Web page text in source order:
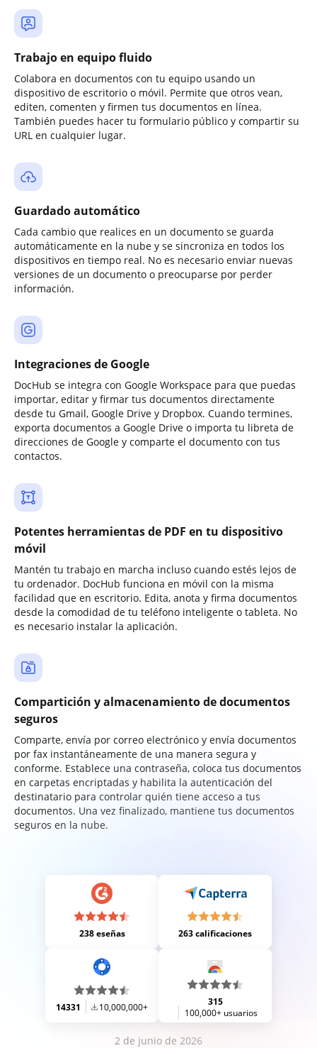
Trabajo en equipo fluido
Colabora en documentos con tu equipo usando un
dispositivo de escritorio o móvil. Permite que otros vean,
editen, comenten y firmen tus documentos en línea.
También puedes hacer tu formulario público y compartir su
URL en cualquier lugar.
Guardado automático
Cada cambio que realices en un documento se guarda
automáticamente en la nube y se sincroniza en todos los
dispositivos en tiempo real. No es necesario enviar nuevas
versiones de un documento o preocuparse por perder
información.
Integraciones de Google
DocHub se integra con Google Workspace para que puedas
importar, editar y firmar tus documentos directamente
desde tu Gmail, Google Drive y Dropbox. Cuando termines,
exporta documentos a Google Drive o importa tu libreta de
direcciones de Google y comparte el documento con tus
contactos.
Potentes herramientas de PDF en tu dispositivo
móvil
Mantén tu trabajo en marcha incluso cuando estés lejos de
tu ordenador. DocHub funciona en móvil con la misma
facilidad que en escritorio. Edita, anota y firma documentos
desde la comodidad de tu teléfono inteligente o tableta. No
es necesario instalar la aplicación.
Compartición y almacenamiento de documentos
seguros
Comparte, envía por correo electrónico y envía documentos
por fax instantáneamente de una manera segura y
conforme. Establece una contraseña, coloca tus documentos
en carpetas encriptadas y habilita la autenticación del
destinatario para controlar quién tiene acceso a tus
documentos. Una vez finalizado, mantiene tus documentos
seguros en la nube.
238 eseñas 263 calificaciones
14331 10,000,000+
315
100,000+ usuarios
2 de junio de 2026